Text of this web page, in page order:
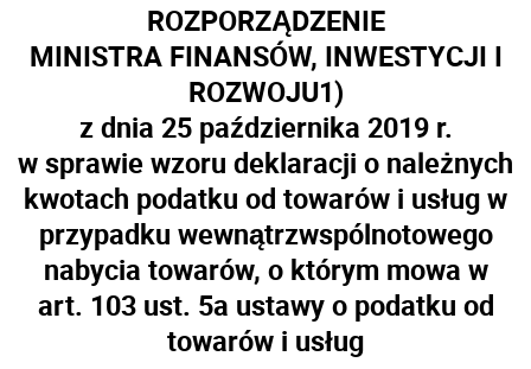
ROZPORZĄDZENIE
MINISTRA FINANSÓW, INWESTYCJI I
ROZWOJU1)
z dnia 25 października 2019 r.
w sprawie wzoru deklaracji o należnych
kwotach podatku od towarów i usług w
przypadku wewnątrzwspólnotowego
nabycia towarów, o którym mowa w
art. 103 ust. 5a ustawy o podatku od
towarów i usług